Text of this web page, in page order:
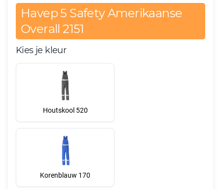
Havep 5 Safety Amerikaanse
Overall 2151
Kies je kleur
Houtskool 520
Korenblauw 170